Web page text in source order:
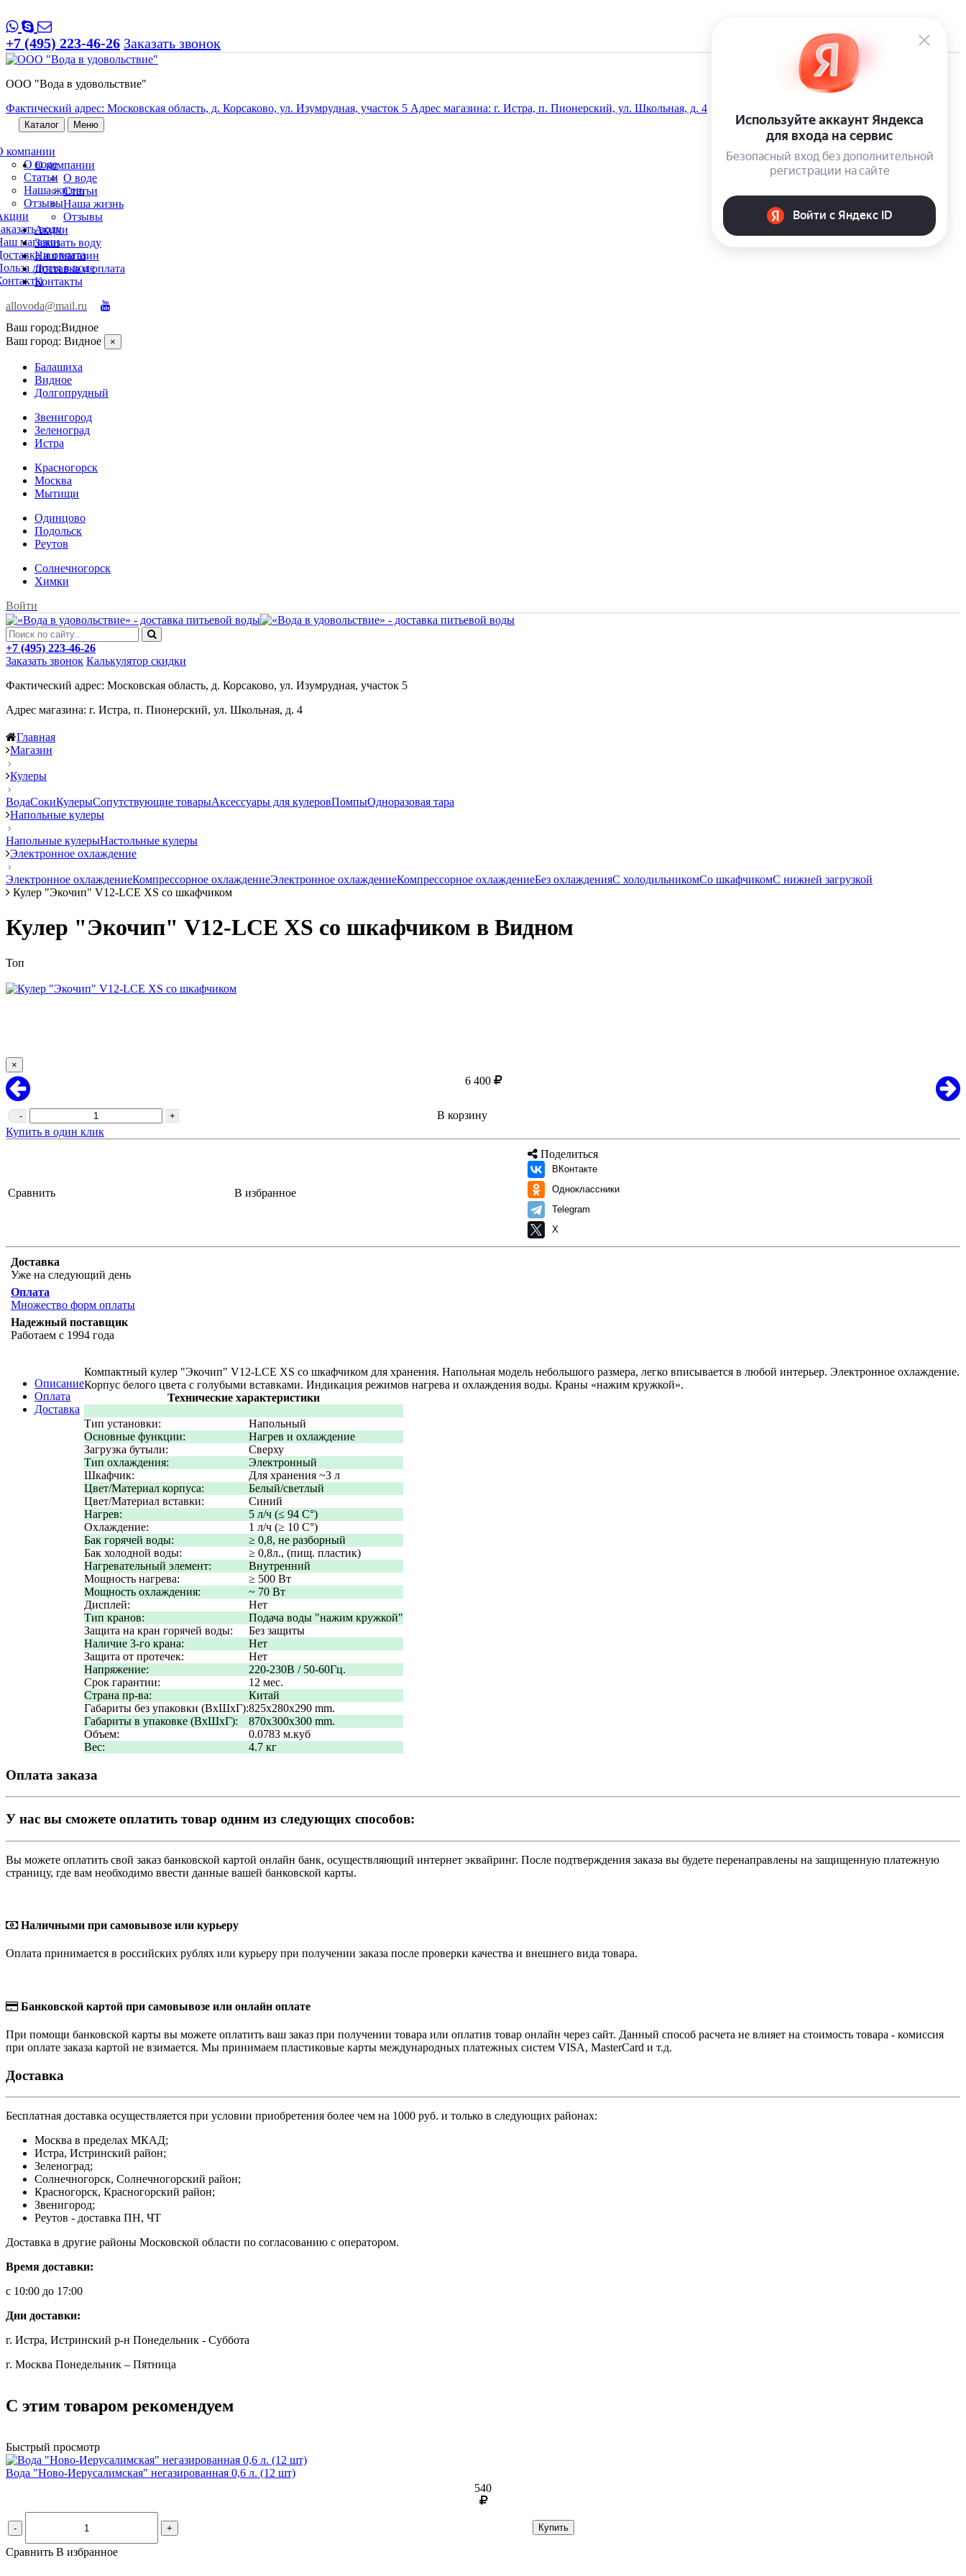
+7 (495) 223-46-26 Заказать звонок
ООО "Вода в удовольствие"
Фактический адрес: Московская область, д. Корсаково, ул. Изумрудная, участок 5 Адрес магазина: г. Истра, п. Пионерский, ул. Школьная, д. 4
Каталог Меню
компании
О воде
Статьи
Наша жизнь
Отзывы
воду
магазин
и оплата
лития в воде
О компании
О воде
Статьи
Наша жизнь
Отзывы
Акции
Заказать воду
Наш магазин
Доставка и оплата
Контакты
allovoda@mail.ru
Ваш город:Видное
Ваш город: Видное ×
Балашиха
Видное
Долгопрудный
Звенигород
Зеленоград
Истра
Красногорск
Москва
Мытищи
Одинцово
Подольск
Реутов
Солнечногорск
Химки
Войти
+7 (495) 223-46-26
Заказать звонок Калькулятор скидки
Фактический адрес: Московская область, д. Корсаково, ул. Изумрудная, участок 5
Адрес магазина: г. Истра, п. Пионерский, ул. Школьная, д. 4
Главная
Магазин
Кулеры
ВодаСокиКулерыСопутствующие товарыАксессуары для кулеровПомпыОдноразовая тара
Напольные кулеры
Напольные кулерыНастольные кулеры
Электронное охлаждение
Электронное охлаждениеКомпрессорное охлаждениеЭлектронное охлаждениеКомпрессорное охлаждениеБез охлажденияС холодильникомСо шкафчикомС нижней загрузкой
Кулер "Экочип" V12-LCE XS со шкафчиком
Кулер "Экочип" V12-LCE XS со шкафчиком в Видном
Топ
×
6 400
- +
В корзину
Купить в один клик
Сравнить В избранное
Поделиться
ВКонтакте
Одноклассники
Telegram
X
Доставка
Уже на следующий день
Оплата
Множество форм оплаты
Надежный поставщик
Работаем с 1994 года
Описание
Оплата
Доставка
Компактный кулер "Экочип" V12-LCE XS со шкафчиком для хранения. Напольная модель небольшого размера, легко вписывается в любой интерьер. Электронное охлаждение.
Корпус белого цвета с голубыми вставками. Индикация режимов нагрева и охлаждения воды. Краны «нажим кружкой».
Технические характеристики
Тип установки:
Напольный
Основные функции:
Нагрев и охлаждение
Загрузка бутыли:
Сверху
Тип охлаждения:
Электронный
Шкафчик:
Для хранения ~3 л
Цвет/Материал корпуса:
Белый/светлый
Цвет/Материал вставки:
Синий
Нагрев:
5 л/ч (≤ 94 C°)
Охлаждение:
1 л/ч (≥ 10 C°)
Бак горячей воды:
≥ 0,8, не разборный
Бак холодной воды:
≥ 0,8л., (пищ. пластик)
Нагревательный элемент:
Внутренний
Мощность нагрева:
≥ 500 Вт
Мощность охлаждения:
~ 70 Вт
Дисплей:
Нет
Тип кранов:
Подача воды "нажим кружкой"
Защита на кран горячей воды:
Без защиты
Наличие 3-го крана:
Нет
Защита от протечек:
Нет
Напряжение:
220-230В / 50-60Гц.
Срок гарантии:
12 мес.
Страна пр-ва:
Китай
Габариты без упаковки (ВxШxГ):825x280x290 mm.
Габариты в упаковке (ВxШxГ):
870x300x300 mm.
Объем:
0.0783 м.куб
Вес:
4.7 кг
Оплата заказа
У нас вы сможете оплатить товар одним из следующих способов:
Вы можете оплатить свой заказ банковской картой онлайн банк, осуществляющий интернет эквайринг. После подтверждения заказа вы будете перенаправлены на защищенную платежную
страницу, где вам необходимо ввести данные вашей банковской карты.
Наличными при самовывозе или курьеру
Оплата принимается в российских рублях или курьеру при получении заказа после проверки качества и внешнего вида товара.
Банковской картой при самовывозе или онлайн оплате
При помощи банковской карты вы можете оплатить ваш заказ при получении товара или оплатив товар онлайн через сайт. Данный способ расчета не влияет на стоимость товара - комиссия
при оплате заказа картой не взимается. Мы принимаем пластиковые карты международных платежных систем VISA, MasterCard и т.д.
Доставка
Бесплатная доставка осуществляется при условии приобретения более чем на 1000 руб. и только в следующих районах:
Москва в пределах МКАД;
Истра, Истринский район;
Зеленоград;
Солнечногорск, Солнечногорский район;
Красногорск, Красногорский район;
Звенигород;
Реутов - доставка ПН, ЧТ
Доставка в другие районы Московской области по согласованию с оператором.
Время доставки:
с 10:00 до 17:00
Дни доставки:
г. Истра, Истринский р-н Понедельник - Суббота
г. Москва Понедельник – Пятница
С этим товаром рекомендуем
Быстрый просмотр
Вода "Ново-Иерусалимская" негазированная 0,6 л. (12 шт)
540
- + Купить
Сравнить В избранное